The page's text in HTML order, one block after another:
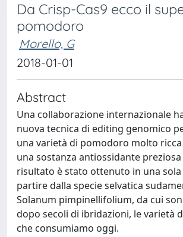
Da Crisp-Cas9 ecco il
pomodoro
Morello, G
2018-01-01
Abstract
Una collaborazione internazionale
nuova tecnica di editing genomico
una varietà di pomodoro molto
una sostanza antiossidante
risultato è stato ottenuto in una sola
partire dalla specie selvatica
Solanum pimpinellifolium, da cui
dopo secoli di ibridazioni, le varietà
che consumiamo oggi.